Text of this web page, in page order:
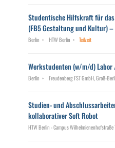
Studentische Hilfskraft für
(FB5 Gestaltung und Kultur)
Berlin HTW Berlin Teilzeit
Werkstudenten (w/m/d) Labor
Berlin Freudenberg FST GmbH, Groß-
Studien- und
kollaborativer Soft Robot
HTW Berlin - Campus Wilhelmienenhofstraße